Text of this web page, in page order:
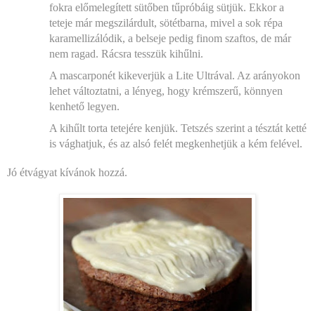
fokra előmelegített sütőben tűpróbáig sütjük. Ekkor a
teteje már megszilárdult, sötétbarna, mivel a sok répa
karamellizálódik, a belseje pedig finom szaftos, de már
nem ragad. Rácsra tesszük kihűlni.
A mascarponét kikeverjük a Lite Ultrával. Az arányokon
lehet változtatni, a lényeg, hogy krémszerű, könnyen
kenhető legyen.
A kihűlt torta tetejére kenjük. Tetszés szerint a tésztát ketté
is vághatjuk, és az alsó felét megkenhetjük a kém felével.
Jó étvágyat kívánok hozzá.